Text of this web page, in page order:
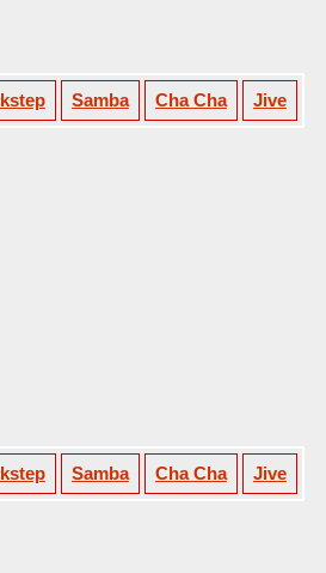
Samba Cha Cha Jive
Samba Cha Cha Jive